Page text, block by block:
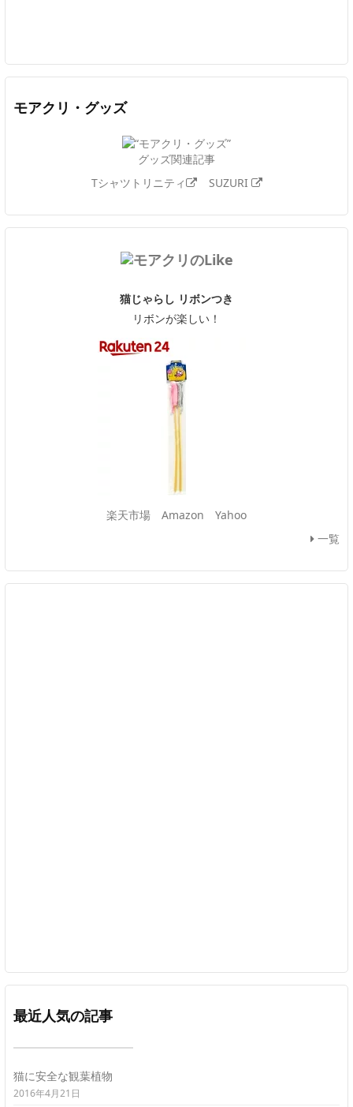
モアクリ・グッズ
グッズ関連記事
Tシャツトリニティ
SUZURI
猫じゃらし リボンつき
リボンが楽しい！
楽天市場 Amazon
Yahoo
一覧
最近人気の記事
猫に安全な観葉植物
2016年4月21日